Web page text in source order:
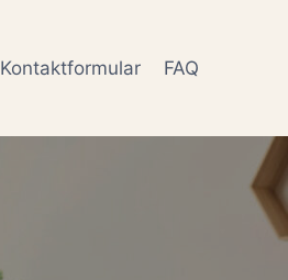
Kontaktformular FAQ